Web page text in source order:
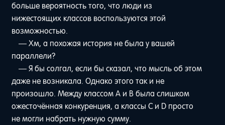
больше вероятность того, что люди из
нижестоящих классов воспользуются этой
возможностью.
— Хм, а похожая история не была у вашей
параллели?
— Я бы солгал, если бы сказал, что мысль об этом
даже не возникала. Однако этого так и не
произошло. Между классом A и B была слишком
ожесточённая конкуренция, а классы C и D просто
не могли набрать нужную сумму.